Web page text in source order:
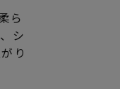
ら
シ
り